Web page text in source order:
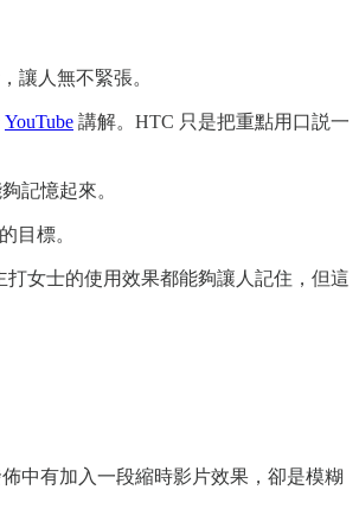
讓人無不緊張。
YouTube 講解。HTC 只是把重點用口説一
記憶起來。
目標。
女士的使用效果都能夠讓人記住，但這
中有加入一段縮時影片效果，卻是模糊